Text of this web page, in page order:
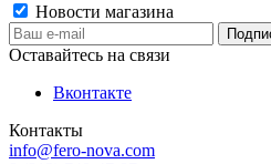
Новости магазина
Оставайтесь на связи
Вконтакте
Контакты
info@fero-nova.com